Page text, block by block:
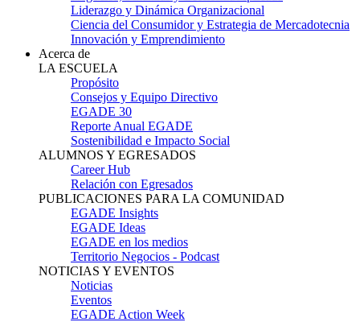
Liderazgo y Dinámica Organizacional
Ciencia del Consumidor y Estrategia de Mercadotecnia
Innovación y Emprendimiento
Acerca de
LA ESCUELA
Propósito
Consejos y Equipo Directivo
EGADE 30
Reporte Anual EGADE
Sostenibilidad e Impacto Social
ALUMNOS Y EGRESADOS
Career Hub
Relación con Egresados
PUBLICACIONES PARA LA COMUNIDAD
EGADE Insights
EGADE Ideas
EGADE en los medios
Territorio Negocios - Podcast
NOTICIAS Y EVENTOS
Noticias
Eventos
EGADE Action Week